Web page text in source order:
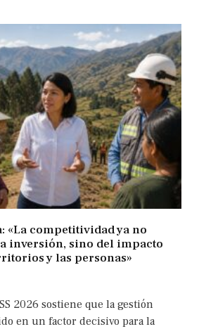
«La competitividad ya no
inversión, sino del impacto
y las personas»
2026 sostiene que la gestión
en un factor decisivo para la